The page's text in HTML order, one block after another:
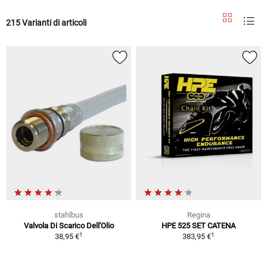
215 Varianti di articoli
stahlbus
Valvola Di Scarico Dell'Olio
38,95 €1
Regina
HPE 525 SET CATENA
383,95 €1